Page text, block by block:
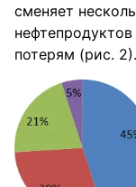
сменяет
потерям (рис. 2).